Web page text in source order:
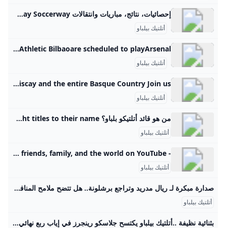
إحصائيات، نتائج، مباريات وانتقالات Athletic Club Soccerway Soccerway يوفر إحصائيات، نتائج، جداول، انتقالات ونتائج مباشرة لفريق Athletic Club مجانًا.
أتلتيك بيلباو
Athletic Bilbao Scores & Fixtures - This Months Schedule of Football Matches Sky Sports brings you today’s football schedule - filter by date or competition and never miss another match. Get all of the latest fixtures, live scores and results. Find the latest football scores and results from major competitions, including the Premier League and Champions League. Watch live football on Sky Sports. Sync to calendar View fixtureAthletic Bilbaoare scheduled to playAlaves.5.30pmFixture.. Athletic Bilbao vs Alaves. Kick-off at 5:30pm View full Spanish La Liga table- View fixtureAthletic Bilbaoare scheduled to playArsenal.
أتلتيك بيلباو
Athletic Club de Bilbao a unique model and an international example in professional sport - Bizkaia Talent El conjunto rojiblanco (esos son sus colores) está considerado como uno de los clubs históricos del fútbol del Estado.The red and white team (their colours) is considered to be one of the historic football clubs in Spain.Zuri-gorrien taldea (horiek dira taldearen koloreak) Estatuko futbol-klub historikoetariko bat da. Get to know us Be part of the largest highly professional Network connected to Bilbao - Bay of Biscay and the entire Basque Country Join us:
أتلتيك بيلباو
من هو قائد أتلتيكو بلباو؟ Athletic are the fourth most successful club in La Liga with eight titles to their name.
أتلتيك بيلباو
- YouTube Enjoy the videos and music you love, upload original content, and share it all with friends, family, and the world on YouTube.
أتلتيك بيلباو
صدارة مبكرة لـ ريال مدريد وتراجع برشلونة.. هل تتضح ملامح المنافسة؟ جدول ترتيب الدوري الإسباني بعد الجولة الثالثة – جريدة مانشيت تصدر ريال مدريد جدول ترتيب الدوري الإسباني لكرة القدم بالعلامة الكاملة بعد انتهاء منافسات الجولة الثالثة من المسابقة. جاء ذلك عقب فوزه الصعب على ريال مايوركا، اقرأ أيضًا:مفاجأة سارة لجماهير الكرة المصرية.. لاعب منتخب مصر يوقع رسميًا لأولمبياكوس اليوناني تعادل برشلونة وفياريال يدخلان المنافسة على المراكز الأولى لم يتمكن برشلونة من تحقيق الفوز في مباراته أمام رايو فاييكانو، حيث اكتفى بالتعادل الإيجابي بهدف لمثله، مما أفقده نقطتين ثمينتين وأدى لتراجعه إلى المركز الرابع في جدول ترتيب الدوري الإسباني برصيد سبع نقاط.
أتلتيك بيلباو
بثنائية نظيفة ..أتلتيك بيلباو يكتسح جلاسكو رينجرز في إياب ربع نهائي الدوري الاوروبي المشهد اليمني نجح أتلتيك بلباو الإسباني من خطف فوزا ثمينا من نظيرة جلاسكو رينجزرليتأهل إلى نصف نهائي بطولة الدوري الأوروبي بعد الفوز على جلاسكو رينجرز بنتيجة بثنائية نظيفة برشلونة يتعادل إيجابيا مع رايو فاليكانو 1-1 في… برشلونة يتعثر أمام رايو فاليكانو بالتعادل 1-1 في… المشهد الرياضيملخص مباراة برشلونة ورايو فاليكانو بالجولة الثالثة من… المشهد الرياضيليفربول يهزم آرسنال بمشاركة محمد صلاح ويتصدر الدوري… المشهد الرياضيالزمالك يخسر أمام وادي دجلة 2-1 ويترك صدارة… تحديثات جديدة للدينار البحريني مقابل الجنيه المصري اليوم…